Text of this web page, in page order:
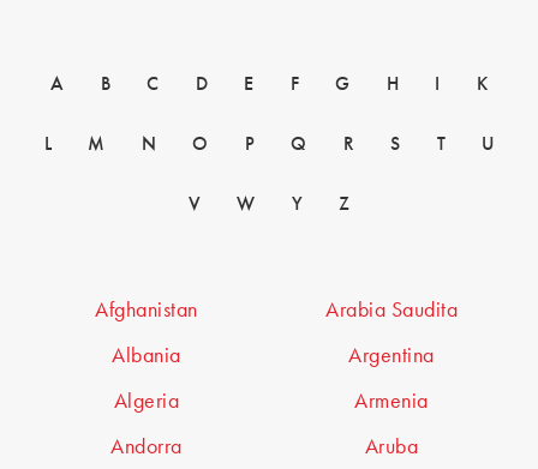
A B C D E F G H K
L M N O P Q R S T U
V W Y Z
Afghanistan
Albania
Algeria
Andorra
Arabia Saudita
Argentina
Armenia
Aruba